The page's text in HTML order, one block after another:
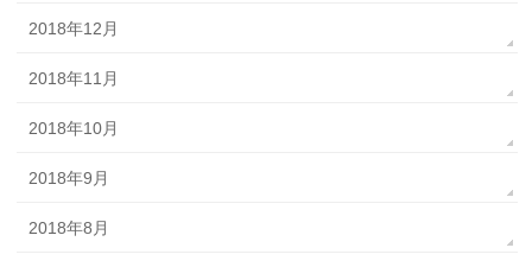
2018年12月
2018年11月
2018年10月
2018年9月
2018年8月